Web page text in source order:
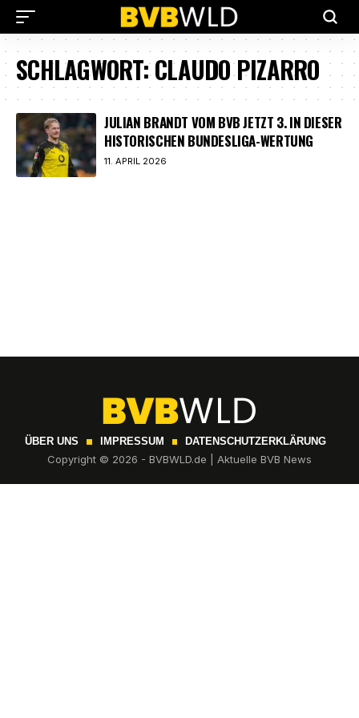
SCHLAGWORT:CLAUDO PIZARRO
JULIAN BRANDT VOM BVB JETZT 3. IN DIESER
HISTORISCHEN BUNDESLIGA-WERTUNG
11. APRIL 2026
ÜBER UNS IMPRESSUM DATENSCHUTZERKLÄRUNG
Copyright © 2026 - BVBWLD.de | Aktuelle BVB News